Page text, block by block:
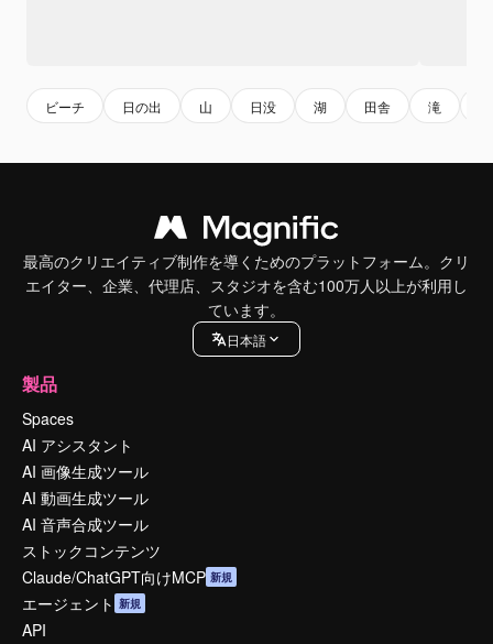
ビーチ 日の出 山 日没 湖 田舎 滝
最高のクリエイティブ制作を導くためのプラットフォーム。クリ
エイター、企業、代理店、スタジオを含む100万人以上が利用し
ています。
日本語
製品
Spaces
AI アシスタント
AI 画像生成ツール
AI 動画生成ツール
AI 音声合成ツール
ストックコンテンツ
Claude/ChatGPT向けMCP 新規
エージェント 新規
API